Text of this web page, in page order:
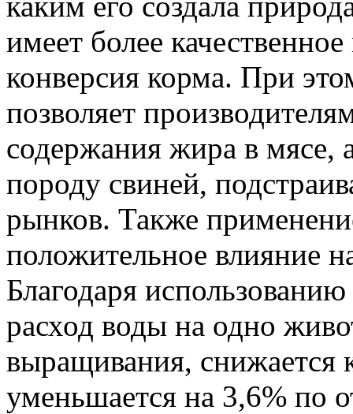
имеет более
конверсия корма. При
позволяет
содержания жира в мясе,
породу свиней,
рынков. Также
положительное влияние
Благодаря
расход воды на одно
выращивания, снижается
уменьшается на 3,6% по